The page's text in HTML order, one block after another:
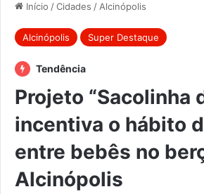
Início /Cidades / Alcinópolis
Alcinópolis Super Destaque
Tendência
Projeto “Sacolinha
incentiva o hábito
entre bebês no
Alcinópolis